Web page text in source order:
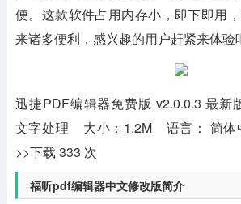
便。这款软件占用内存小，即下即用
来诸多便利，感兴趣的用户赶紧来体验
迅捷PDF编辑器免费版 v2.0.0.3 最新
文字处理 大小：1.2M 语言： 简体
>>下载 333 次
福昕pdf编辑器中文修改版简介